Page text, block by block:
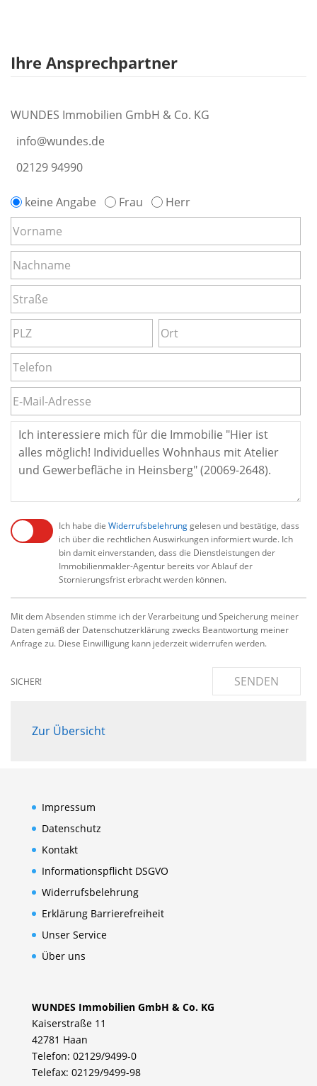
Ihre Ansprechpartner
WUNDES Immobilien GmbH & Co. KG
info@wundes.de
02129 94990
keine Angabe Frau Herr
Ich habe die Widerrufsbelehrunggelesen und bestätige, dass
ich über die rechtlichen Auswirkungen informiert wurde. Ich
bin damit einverstanden, dass die Dienstleistungen der
Immobilienmakler-Agentur bereits vor Ablauf der
Stornierungsfrist erbracht werden können.
Mit dem Absenden stimme ich der Verarbeitung und Speicherung meiner
Daten gemäß der Datenschutzerklärung zwecks Beantwortung meiner
Anfrage zu. Diese Einwilligung kann jederzeit widerrufen werden.
SICHER! SENDEN
Zur Übersicht
Impressum
Datenschutz
Kontakt
Informationspflicht DSGVO
Widerrufsbelehrung
Erklärung Barrierefreiheit
Unser Service
Über uns
WUNDES Immobilien GmbH & Co. KG
Kaiserstraße 11
42781 Haan
Telefon: 02129/9499-0
Telefax: 02129/9499-98